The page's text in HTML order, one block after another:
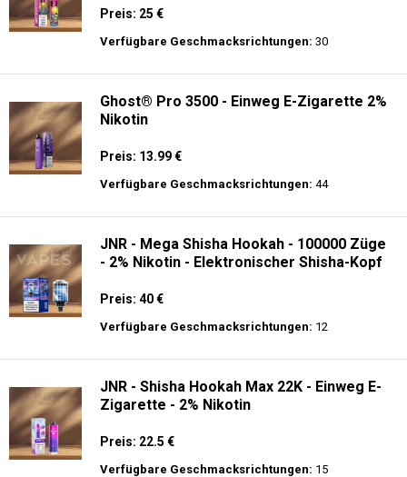
Preis: 25 €
Verfügbare Geschmacksrichtungen: 30
Ghost® Pro 3500 - Einweg E-Zigarette 2%
Nikotin
Preis: 13.99 €
Verfügbare Geschmacksrichtungen: 44
JNR - Mega Shisha Hookah - 100000 Züge
- 2% Nikotin - Elektronischer Shisha-Kopf
Preis: 40 €
Verfügbare Geschmacksrichtungen: 12
JNR - Shisha Hookah Max 22K - Einweg E-
Zigarette - 2% Nikotin
Preis: 22.5 €
Verfügbare Geschmacksrichtungen: 15